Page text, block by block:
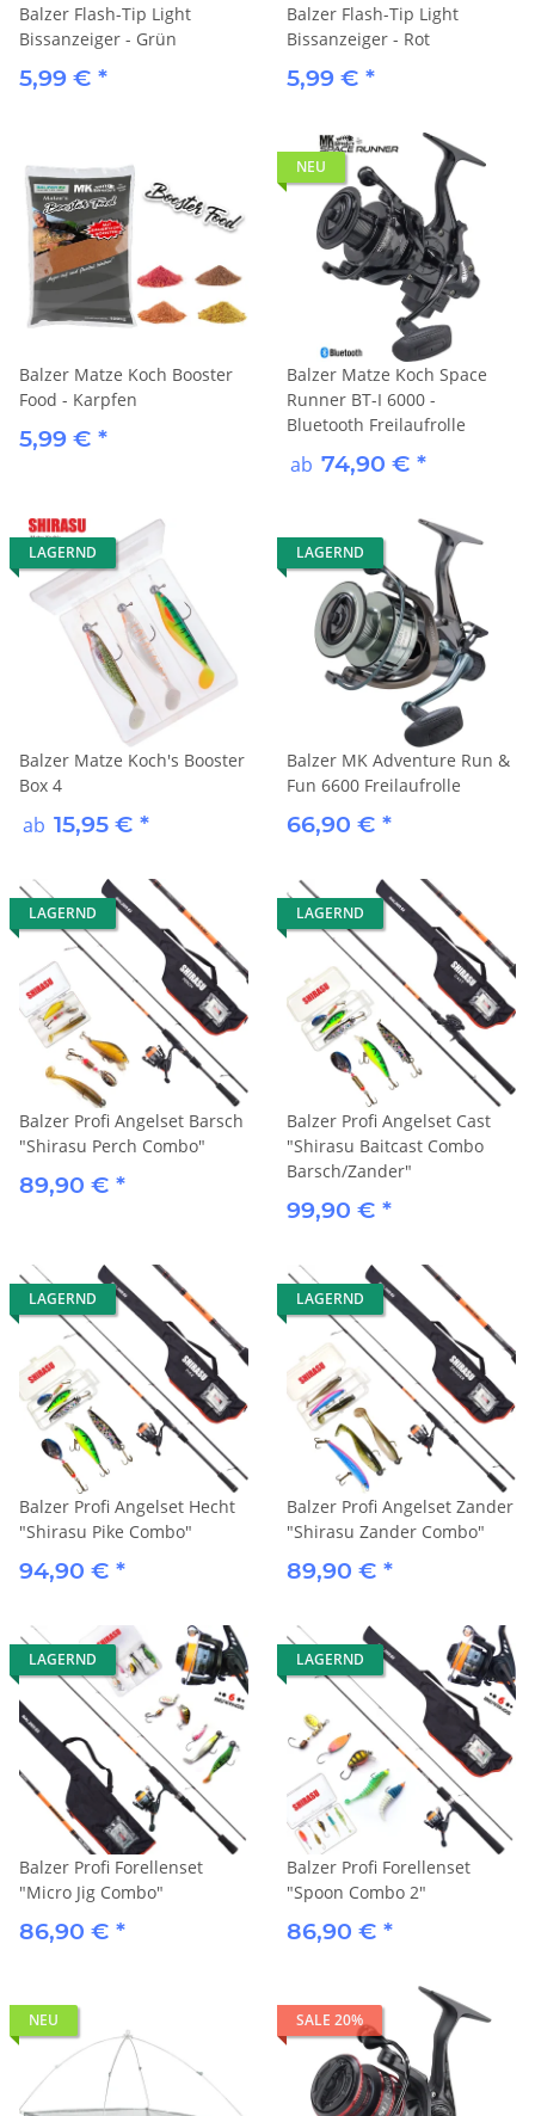
Balzer Flash-Tip Light
Bissanzeiger - Grün
5,99 € *
Balzer Flash-Tip Light
Bissanzeiger - Rot
5,99 € *
Balzer Matze Koch Booster
Food - Karpfen
5,99 € *
NEU
Balzer Matze Koch Space
Runner BT-I 6000 -
Bluetooth Freilaufrolle
ab 74,90 € *
LAGERND
Balzer Matze Koch's Booster
Box 4
ab 15,95 € *
LAGERND
Balzer MK Adventure Run &
Fun 6600 Freilaufrolle
66,90 € *
LAGERND
Balzer Profi Angelset Barsch
"Shirasu Perch Combo"
89,90 € *
LAGERND
Balzer Profi Angelset Cast
"Shirasu Baitcast Combo
Barsch/Zander"
99,90 € *
LAGERND
Balzer Profi Angelset Hecht
"Shirasu Pike Combo"
94,90 € *
LAGERND
Balzer Profi Angelset Zander
"Shirasu Zander Combo"
89,90 € *
LAGERND
Balzer Profi Forellenset
"Micro Jig Combo"
86,90 € *
LAGERND
Balzer Profi Forellenset
"Spoon Combo 2"
86,90 € *
NEU SALE 20%